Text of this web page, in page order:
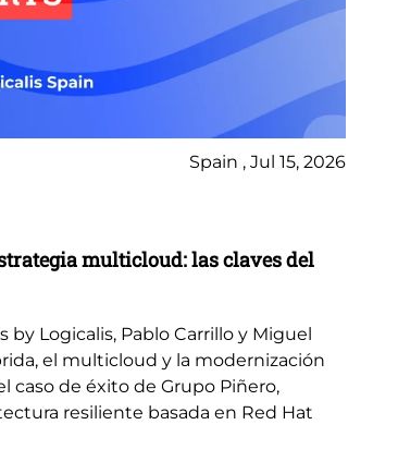
Spain , Jul 15, 2026
multicloud: las claves del
Logicalis, Pablo Carrillo y Miguel
el multicloud y la modernización
caso de éxito de Grupo Piñero,
resiliente basada en Red Hat